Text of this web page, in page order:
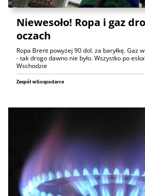
Niewesoło! Ropa i gaz
oczach
Ropa Brent powyżej 90 dol. za baryłkę. Gaz
- tak drogo dawno nie było. Wszystko po
Wschodzie
Zespół wGospodarce